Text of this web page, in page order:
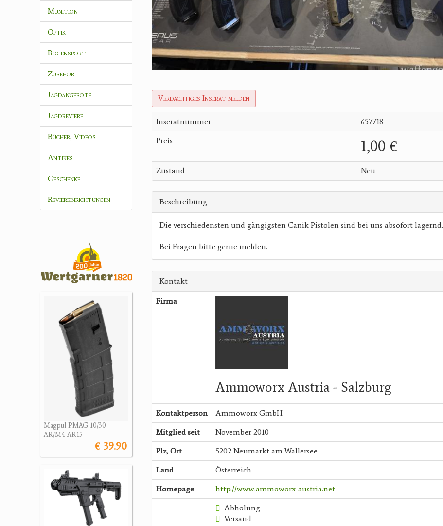
Munition
Optik
Bogensport
Zubehör
Jagdangebote
Jagdreviere
Bücher, Videos
Antikes
Geschenke
Reviereinrichtungen
Magpul PMAG 10/30
AR/M4 AR15
€ 39.90
Verdächtiges Inserat melden
Inseratnummer 657718
Preis 1,00 €
Zustand Neu
Beschreibung
Die verschiedensten und gängigsten Canik Pistolen sind bei uns absofort lagernd.
Bei Fragen bitte gerne melden.
Kontakt
Firma
Ammoworx Austria - Salzburg
Kontaktperson Ammoworx GmbH
Mitglied seit November 2010
Plz, Ort 5202 Neumarkt am Wallersee
Land Österreich
Homepage http://www.ammoworx-austria.net
Abholung
Versand